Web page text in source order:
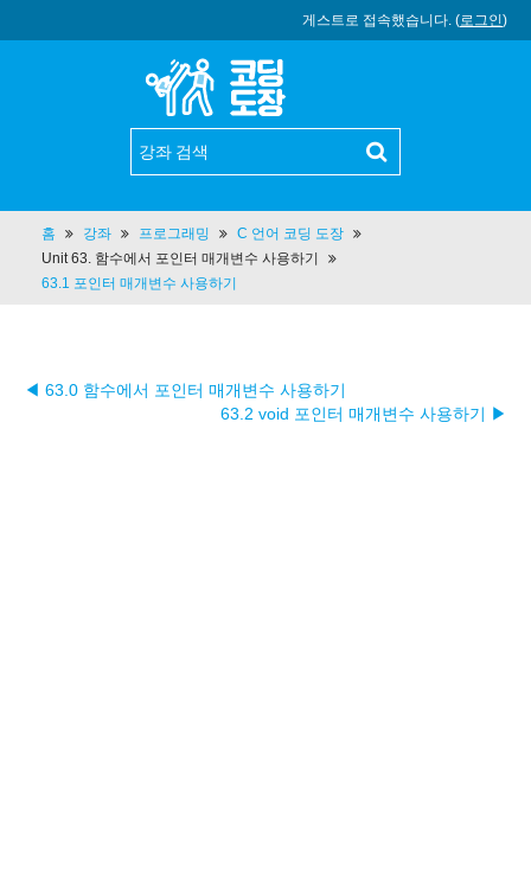
게스트로 접속했습니다. (로그인)
홈 강좌 프로그래밍
C 언어 코딩 도장
Unit 63. 함수에서 포인터 매개변수 사용하기
63.1 포인터 매개변수 사용하기
◀ 63.0 함수에서 포인터 매개변수 사용하기
63.2 void 포인터 매개변수 사용하기 ▶︎